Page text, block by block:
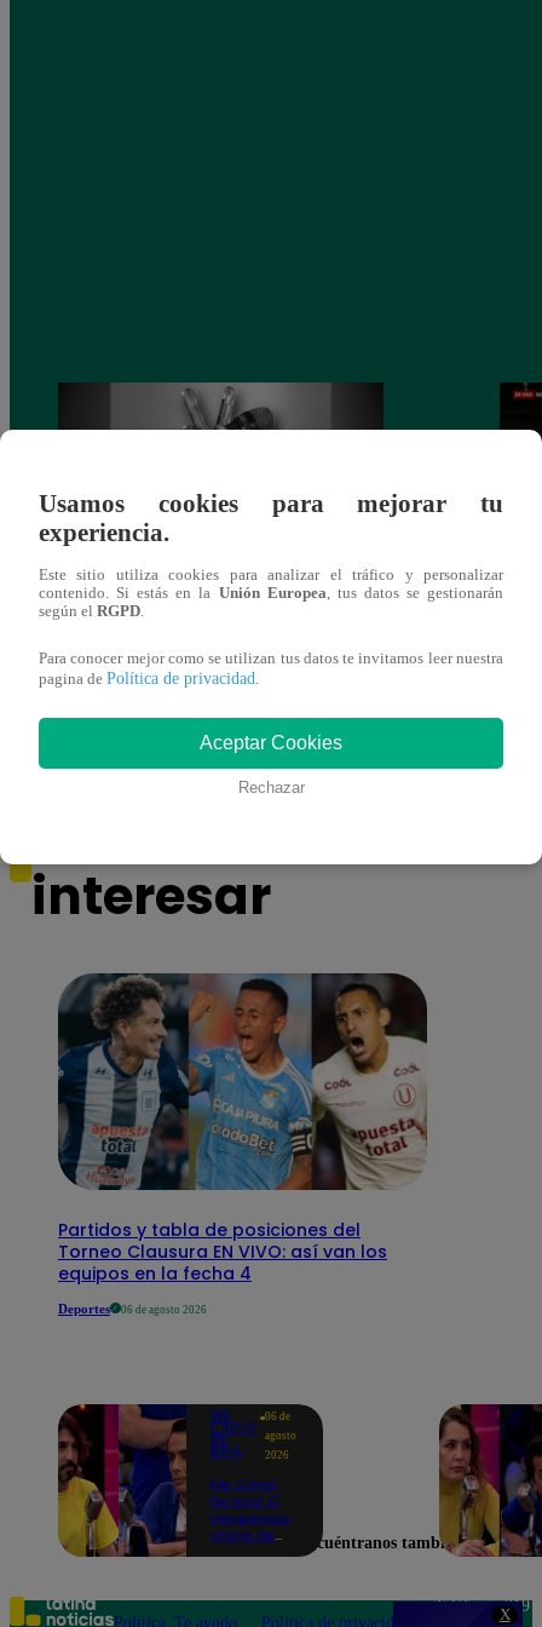
X
Muere exparticipante de La Voz Colombia
de
interesar
Partidos y tabla de posiciones del
Torneo Clausura EN VIVO: así van los
equipos en la fecha 4
Deportes 06 de agosto 2026
ME
CAIGO
DE
RISA
06 de
agosto
2026
Me Caigo
De Risa: El
inesperado
chiste de
hizo
explotar a
Usamos cookies para mejorar tu
experiencia.
Este sitio utiliza cookies para analizar el tráfico y personalizar
contenido. Si estás en la Unión Europea, tus datos se gestionarán
según el RGPD.
Para conocer mejor como se utilizan tus datos te invitamos leer nuestra
pagina de Política de privacidad.
Aceptar Cookies
Rechazar
Encuéntranos también en
Política Te ayudo Política de privacidad
Teléfono: 219